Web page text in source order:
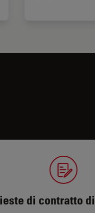
di contratto